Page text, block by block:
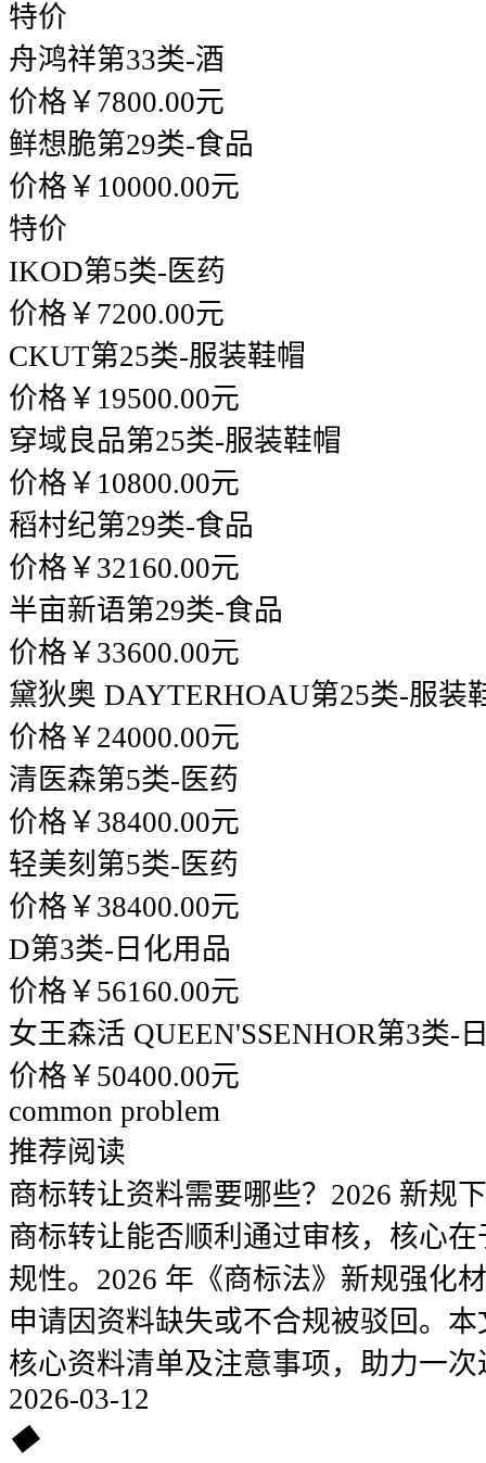
特价
舟鸿祥第33类-酒
价格￥7800.00元
鲜想脆第29类-食品
价格￥10000.00元
特价
IKOD第5类-医药
价格￥7200.00元
CKUT第25类-服装鞋帽
价格￥19500.00元
穿域良品第25类-服装鞋帽
价格￥10800.00元
稻村纪第29类-食品
价格￥32160.00元
半亩新语第29类-食品
价格￥33600.00元
黛狄奥 DAYTERHOAU第25类-服装
价格￥24000.00元
清医森第5类-医药
价格￥38400.00元
轻美刻 第5类-医药
价格￥38400.00元
D第3类-日化用品
价格￥56160.00元
女王森活 QUEEN'SSENHOR第3类-
价格￥50400.00元
common problem
推荐阅读
商标转让资料需要哪些？2026 新规
商标转让能否顺利通过审核，核心
规性。2026 年《商标法》新规强化
申请因资料缺失或不合规被驳回。
核心资料清单及注意事项，助力一次
2026-03-12
◆